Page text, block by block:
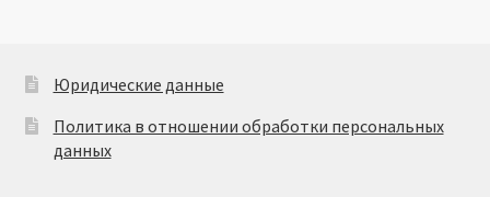
Юридические данные
Политика в отношении обработки персональных
данных